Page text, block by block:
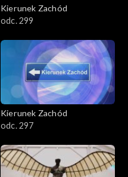
Kierunek Zachód
odc. 299
Kierunek Zachód
odc. 297